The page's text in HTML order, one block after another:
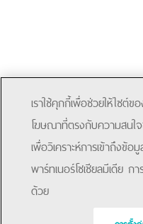
เราใช้คุกกี้เพื่อช่วยให้ไซต์
โฆษณาที่ตรงกับความสนใ
เพื่อวิเคราะห์การเข้าถึงข้
พาร์ทเนอร์โซเชียลมีเดีย ก
ด้วย